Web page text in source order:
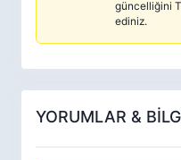
güncelliğini
ediniz.
YORUMLAR &